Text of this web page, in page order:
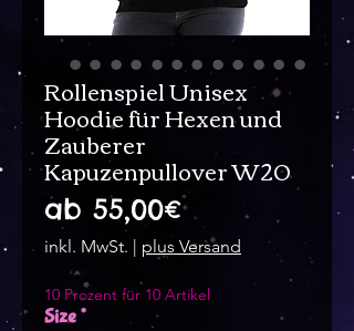
Rollenspiel Unisex
Hoodie für Hexen und
Zauberer
Kapuzenpullover W20
ab 55,00€Sale-
Preis
inkl. MwSt. | plus Versand
10 Prozent für 10 Artikel
Size*